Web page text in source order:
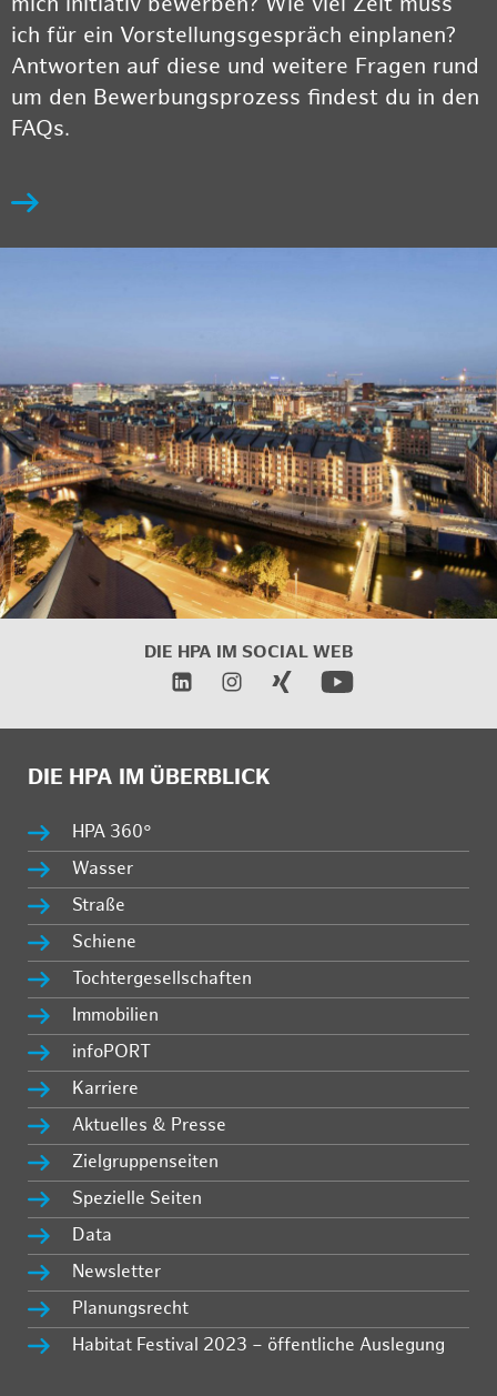
ich für ein Vorstellungsgespräch einplanen?
Antworten auf diese und weitere Fragen rund
um den Bewerbungsprozess findest du in den
FAQs.
DIE HPA IM SOCIAL WEB
DIE HPA IM ÜBERBLICK
HPA 360°
Wasser
Straße
Schiene
Tochtergesellschaften
Immobilien
infoPORT
Karriere
Aktuelles & Presse
Zielgruppenseiten
Spezielle Seiten
Data
Newsletter
Planungsrecht
Habitat Festival 2023 – öffentliche Auslegung